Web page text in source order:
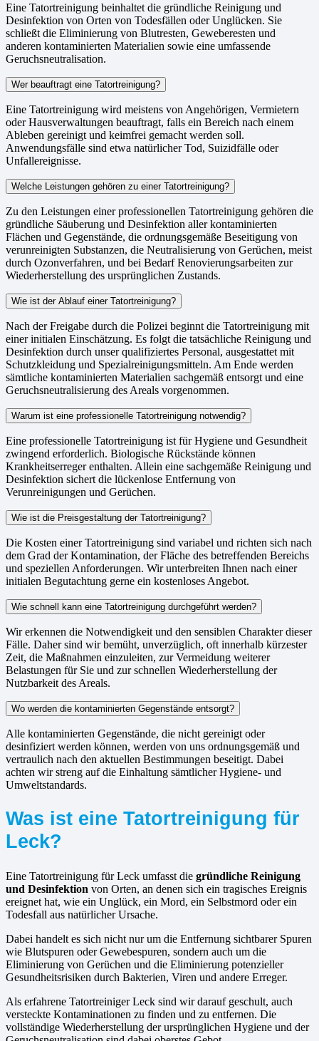
Eine Tatortreinigung beinhaltet die gründliche Reinigung und
Desinfektion von Orten von Todesfällen oder Unglücken. Sie
schließt die Eliminierung von Blutresten, Geweberesten und
anderen kontaminierten Materialien sowie eine umfassende
Geruchsneutralisation.
Wer beauftragt eine Tatortreinigung?
Eine Tatortreinigung wird meistens von Angehörigen, Vermietern
oder Hausverwaltungen beauftragt, falls ein Bereich nach einem
Ableben gereinigt und keimfrei gemacht werden soll.
Anwendungsfälle sind etwa natürlicher Tod, Suizidfälle oder
Unfallereignisse.
Welche Leistungen gehören zu einer Tatortreinigung?
Zu den Leistungen einer professionellen Tatortreinigung gehören die
gründliche Säuberung und Desinfektion aller kontaminierten
Flächen und Gegenstände, die ordnungsgemäße Beseitigung von
verunreinigten Substanzen, die Neutralisierung von Gerüchen, meist
durch Ozonverfahren, und bei Bedarf Renovierungsarbeiten zur
Wiederherstellung des ursprünglichen Zustands.
Wie ist der Ablauf einer Tatortreinigung?
Nach der Freigabe durch die Polizei beginnt die Tatortreinigung mit
einer initialen Einschätzung. Es folgt die tatsächliche Reinigung und
Desinfektion durch unser qualifiziertes Personal, ausgestattet mit
Schutzkleidung und Spezialreinigungsmitteln. Am Ende werden
sämtliche kontaminierten Materialien sachgemäß entsorgt und eine
Geruchsneutralisierung des Areals vorgenommen.
Warum ist eine professionelle Tatortreinigung notwendig?
Eine professionelle Tatortreinigung ist für Hygiene und Gesundheit
zwingend erforderlich. Biologische Rückstände können
Krankheitserreger enthalten. Allein eine sachgemäße Reinigung und
Desinfektion sichert die lückenlose Entfernung von
Verunreinigungen und Gerüchen.
Wie ist die Preisgestaltung der Tatortreinigung?
Die Kosten einer Tatortreinigung sind variabel und richten sich nach
dem Grad der Kontamination, der Fläche des betreffenden Bereichs
und speziellen Anforderungen. Wir unterbreiten Ihnen nach einer
initialen Begutachtung gerne ein kostenloses Angebot.
Wie schnell kann eine Tatortreinigung durchgeführt werden?
Wir erkennen die Notwendigkeit und den sensiblen Charakter dieser
Fälle. Daher sind wir bemüht, unverzüglich, oft innerhalb kürzester
Zeit, die Maßnahmen einzuleiten, zur Vermeidung weiterer
Belastungen für Sie und zur schnellen Wiederherstellung der
Nutzbarkeit des Areals.
Wo werden die kontaminierten Gegenstände entsorgt?
Alle kontaminierten Gegenstände, die nicht gereinigt oder
desinfiziert werden können, werden von uns ordnungsgemäß und
vertraulich nach den aktuellen Bestimmungen beseitigt. Dabei
achten wir streng auf die Einhaltung sämtlicher Hygiene- und
Umweltstandards.
Was ist eine Tatortreinigung für
Leck?
Eine Tatortreinigung für Leck umfasst die gründliche Reinigung
und Desinfektion von Orten, an denen sich ein tragisches Ereignis
ereignet hat, wie ein Unglück, ein Mord, ein Selbstmord oder ein
Todesfall aus natürlicher Ursache.
Dabei handelt es sich nicht nur um die Entfernung sichtbarer Spuren
wie Blutspuren oder Gewebespuren, sondern auch um die
Eliminierung von Gerüchen und die Eliminierung potenzieller
Gesundheitsrisiken durch Bakterien, Viren und andere Erreger.
Als erfahrene Tatortreiniger Leck sind wir darauf geschult, auch
versteckte Kontaminationen zu finden und zu entfernen. Die
vollständige Wiederherstellung der ursprünglichen Hygiene und der